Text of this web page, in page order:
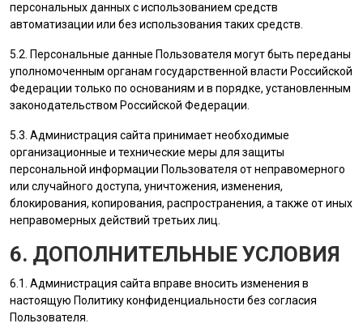
персональных данных с использованием средств
автоматизации или без использования таких средств.
5.2. Персональные данные Пользователя могут быть переданы
уполномоченным органам государственной власти Российской
Федерации только по основаниям и в порядке, установленным
законодательством Российской Федерации.
5.3. Администрация сайта принимает необходимые
организационные и технические меры для защиты
персональной информации Пользователя от неправомерного
или случайного доступа, уничтожения, изменения,
блокирования, копирования, распространения, а также от иных
неправомерных действий третьих лиц.
6. ДОПОЛНИТЕЛЬНЫЕ УСЛОВИЯ
6.1. Администрация сайта вправе вносить изменения в
настоящую Политику конфиденциальности без согласия
Пользователя